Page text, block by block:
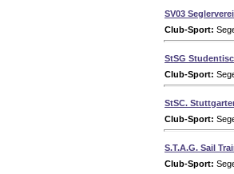
SV03
Club-Sport:
StSG
Club-Sport:
StSC.
Club-Sport:
S.T.A.G. Sail
Club-Sport: